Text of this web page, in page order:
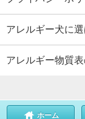
アレルギー犬に
アレルギー物質
ホーム